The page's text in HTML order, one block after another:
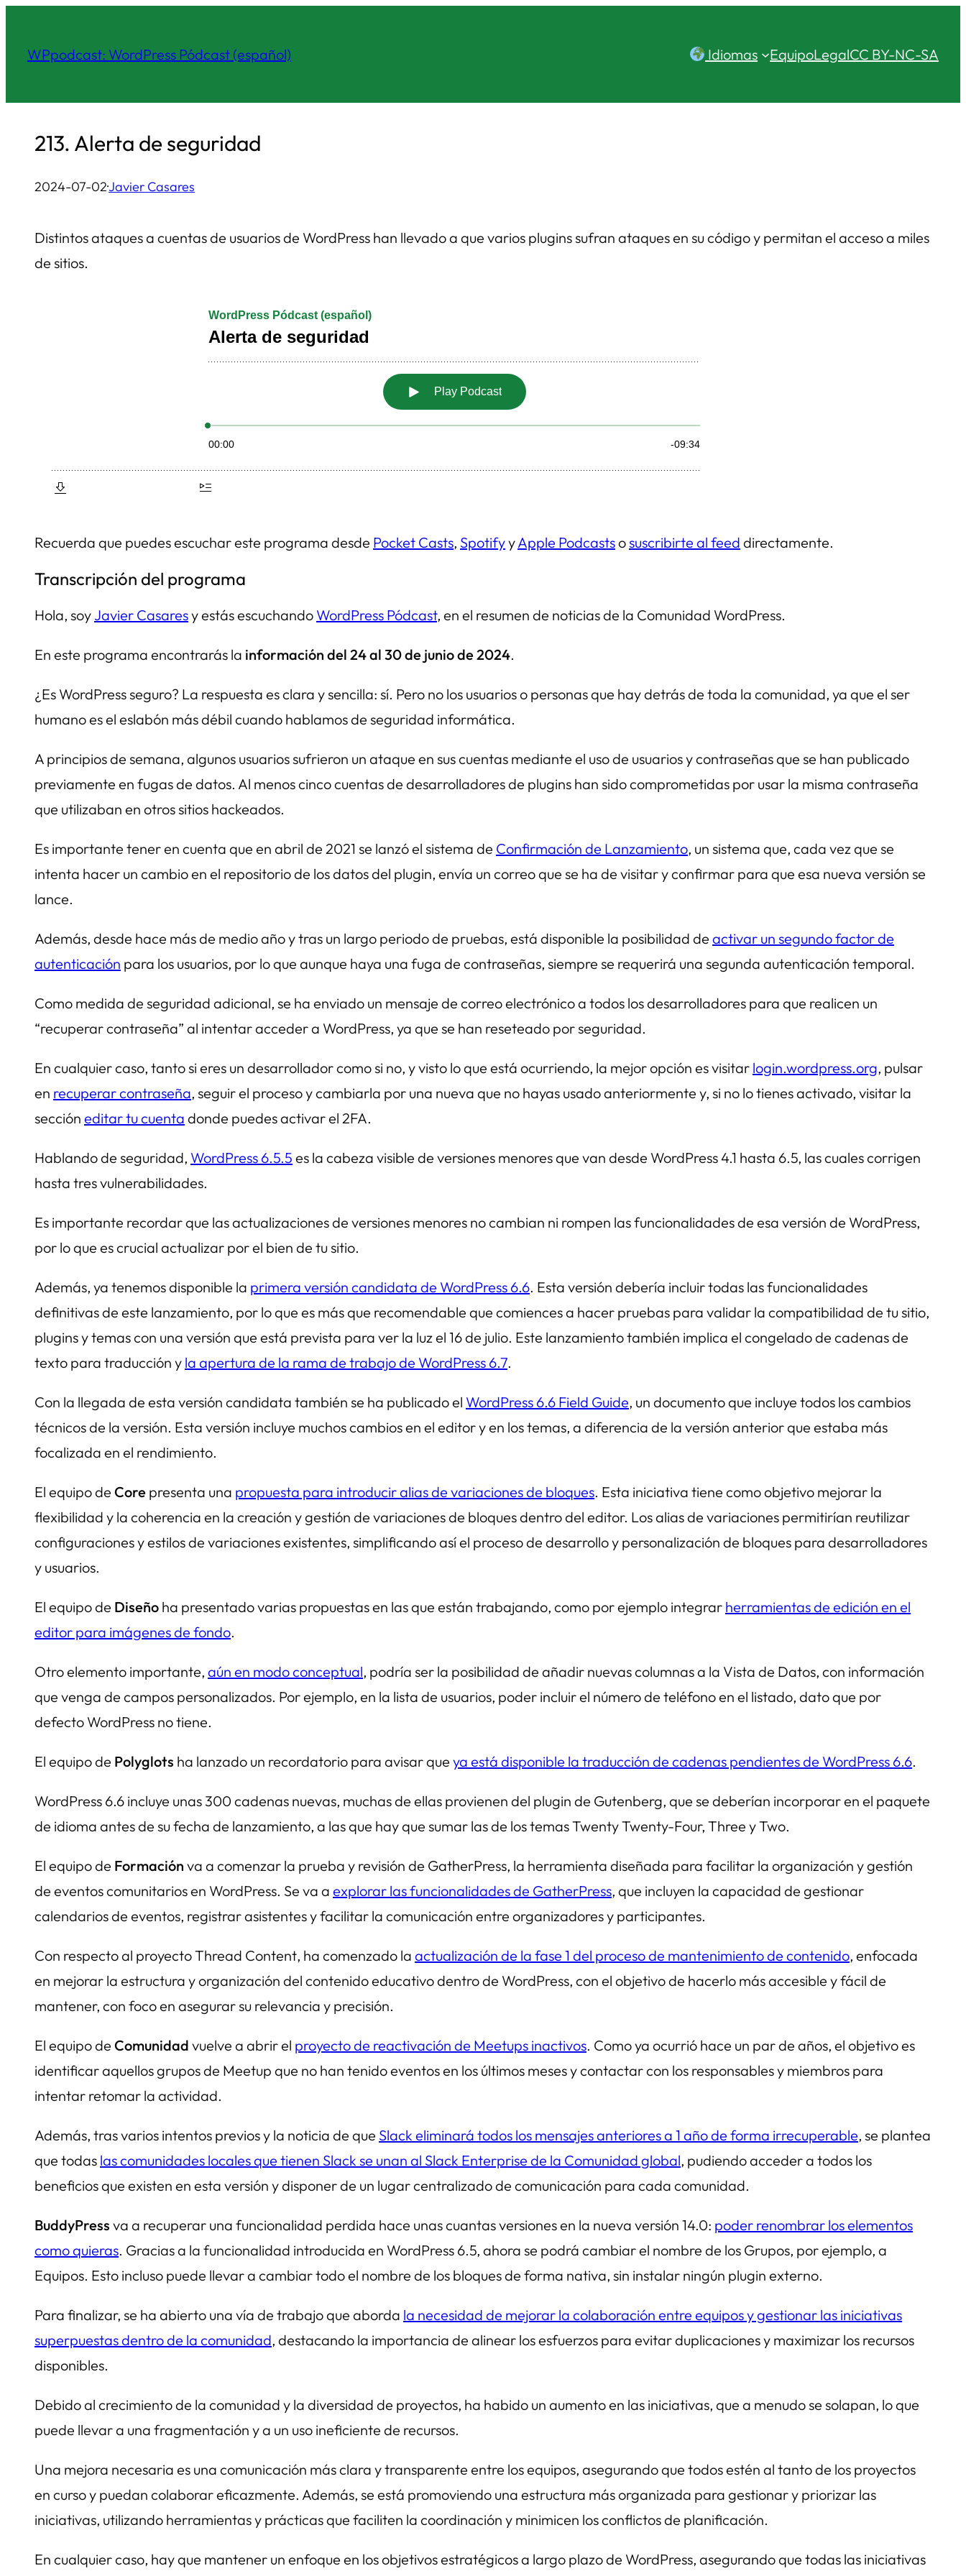
contenido
WPpodcast: WordPress Pódcast (español) Idiomas EquipoLegalCC BY-NC-SA
213. Alerta de seguridad
2024-07-02·Javier Casares
Distintos ataques a cuentas de usuarios de WordPress han llevado a que varios plugins sufran ataques en su código y permitan el acceso a miles
de sitios.
Recuerda que puedes escuchar este programa desde Pocket Casts, SpotifyyApple Podcastsosuscribirte al feed directamente.
Transcripción del programa
Hola, soy Javier Casaresy estás escuchando WordPress Pódcast, en el resumen de noticias de la Comunidad WordPress.
En este programa encontrarás la información del 24 al 30 de junio de 2024.
¿Es WordPress seguro? La respuesta es clara y sencilla: sí. Pero no los usuarios o personas que hay detrás de toda la comunidad, ya que el ser
humano es el eslabón más débil cuando hablamos de seguridad informática.
A principios de semana, algunos usuarios sufrieron un ataque en sus cuentas mediante el uso de usuarios y contraseñas que se han publicado
previamente en fugas de datos. Al menos cinco cuentas de desarrolladores de plugins han sido comprometidas por usar la misma contraseña
que utilizaban en otros sitios hackeados.
Es importante tener en cuenta que en abril de 2021 se lanzó el sistema de Confirmación de Lanzamiento, un sistema que, cada vez que se
intenta hacer un cambio en el repositorio de los datos del plugin, envía un correo que se ha de visitar y confirmar para que esa nueva versión se
lance.
Además, desde hace más de medio año y tras un largo periodo de pruebas, está disponible la posibilidad de activar un segundo factor de
autenticación para los usuarios, por lo que aunque haya una fuga de contraseñas, siempre se requerirá una segunda autenticación temporal.
Como medida de seguridad adicional, se ha enviado un mensaje de correo electrónico a todos los desarrolladores para que realicen un
“recuperar contraseña” al intentar acceder a WordPress, ya que se han reseteado por seguridad.
En cualquier caso, tanto si eres un desarrollador como si no, y visto lo que está ocurriendo, la mejor opción es visitar login.wordpress.org, pulsar
en recuperar contraseña, seguir el proceso y cambiarla por una nueva que no hayas usado anteriormente y, si no lo tienes activado, visitar la
sección editar tu cuenta donde puedes activar el 2FA.
Hablando de seguridad, WordPress 6.5.5 es la cabeza visible de versiones menores que van desde WordPress 4.1 hasta 6.5, las cuales corrigen
hasta tres vulnerabilidades.
Es importante recordar que las actualizaciones de versiones menores no cambian ni rompen las funcionalidades de esa versión de WordPress,
por lo que es crucial actualizar por el bien de tu sitio.
Además, ya tenemos disponible la primera versión candidata de WordPress 6.6. Esta versión debería incluir todas las funcionalidades
definitivas de este lanzamiento, por lo que es más que recomendable que comiences a hacer pruebas para validar la compatibilidad de tu sitio,
plugins y temas con una versión que está prevista para ver la luz el 16 de julio. Este lanzamiento también implica el congelado de cadenas de
texto para traducción y la apertura de la rama de trabajo de WordPress 6.7.
Con la llegada de esta versión candidata también se ha publicado el WordPress 6.6 Field Guide, un documento que incluye todos los cambios
técnicos de la versión. Esta versión incluye muchos cambios en el editor y en los temas, a diferencia de la versión anterior que estaba más
focalizada en el rendimiento.
El equipo de Core presenta una propuesta para introducir alias de variaciones de bloques. Esta iniciativa tiene como objetivo mejorar la
flexibilidad y la coherencia en la creación y gestión de variaciones de bloques dentro del editor. Los alias de variaciones permitirían reutilizar
configuraciones y estilos de variaciones existentes, simplificando así el proceso de desarrollo y personalización de bloques para desarrolladores
y usuarios.
El equipo de Diseño ha presentado varias propuestas en las que están trabajando, como por ejemplo integrar herramientas de edición en el
editor para imágenes de fondo.
Otro elemento importante, aún en modo conceptual, podría ser la posibilidad de añadir nuevas columnas a la Vista de Datos, con información
que venga de campos personalizados. Por ejemplo, en la lista de usuarios, poder incluir el número de teléfono en el listado, dato que por
defecto WordPress no tiene.
El equipo de Polyglots ha lanzado un recordatorio para avisar que ya está disponible la traducción de cadenas pendientes de WordPress 6.6.
WordPress 6.6 incluye unas 300 cadenas nuevas, muchas de ellas provienen del plugin de Gutenberg, que se deberían incorporar en el paquete
de idioma antes de su fecha de lanzamiento, a las que hay que sumar las de los temas Twenty Twenty-Four, Three y Two.
El equipo de Formación va a comenzar la prueba y revisión de GatherPress, la herramienta diseñada para facilitar la organización y gestión
de eventos comunitarios en WordPress. Se va a explorar las funcionalidades de GatherPress, que incluyen la capacidad de gestionar
calendarios de eventos, registrar asistentes y facilitar la comunicación entre organizadores y participantes.
Con respecto al proyectoThread Content, ha comenzado la actualización de la fase 1 del proceso de mantenimiento de contenido, enfocada
en mejorar la estructura y organización del contenido educativo dentro de WordPress, con el objetivo de hacerlo más accesible y fácil de
mantener, con foco en asegurar su relevancia y precisión.
El equipo de Comunidad vuelve a abrir el proyecto de reactivación de Meetups inactivos. Como ya ocurrió hace un par de años, el objetivo es
identificar aquellos grupos de Meetup que no han tenido eventos en los últimos meses y contactar con los responsables y miembros para
intentar retomar la actividad.
Además, tras varios intentos previos y la noticia de que Slack eliminará todos los mensajes anteriores a 1 año de forma irrecuperable, se plantea
que todas las comunidades locales que tienen Slack se unan al Slack Enterprise de la Comunidad global, pudiendo acceder a todos los
beneficios que existen en esta versión y disponer de un lugar centralizado de comunicación para cada comunidad.
BuddyPress va a recuperar una funcionalidad perdida hace unas cuantas versiones en la nueva versión 14.0: poder renombrar los elementos
como quieras. Gracias a la funcionalidad introducida en WordPress 6.5, ahora se podrá cambiar el nombre de los Grupos, por ejemplo, a
Equipos. Esto incluso puede llevar a cambiar todo el nombre de los bloques de forma nativa, sin instalar ningún plugin externo.
Para finalizar, se ha abierto una vía de trabajo que aborda la necesidad de mejorar la colaboración entre equipos y gestionar las iniciativas
superpuestas dentro de la comunidad, destacando la importancia de alinear los esfuerzos para evitar duplicaciones y maximizar los recursos
disponibles.
Debido al crecimiento de la comunidad y la diversidad de proyectos, ha habido un aumento en las iniciativas, que a menudo se solapan, lo que
puede llevar a una fragmentación y a un uso ineficiente de recursos.
Una mejora necesaria es una comunicación más clara y transparente entre los equipos, asegurando que todos estén al tanto de los proyectos
en curso y puedan colaborar eficazmente. Además, se está promoviendo una estructura más organizada para gestionar y priorizar las
iniciativas, utilizando herramientas y prácticas que faciliten la coordinación y minimicen los conflictos de planificación.
En cualquier caso, hay que mantener un enfoque en los objetivos estratégicos a largo plazo de WordPress, asegurando que todas las iniciativas